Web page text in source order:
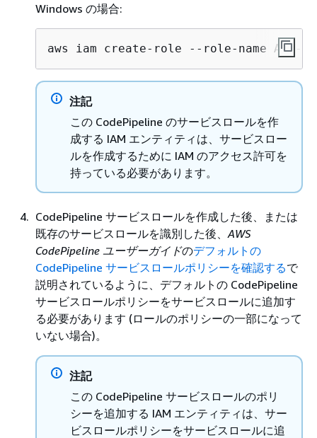
Windows の場合:
aws iam create-role --role-name AWS-
注記
この CodePipeline のサービスロールを作
成する IAM エンティティは、サービスロー
ルを作成するために IAM のアクセス許可を
持っている必要があります。
CodePipeline サービスロールを作成した後、または
既存のサービスロールを識別した後、 AWS
CodePipeline ユーザーガイドのデフォルトの
CodePipeline サービスロールポリシーを確認するで
説明されているように、デフォルトの CodePipeline
サービスロールポリシーをサービスロールに追加す
る必要があります (ロールのポリシーの一部になって
いない場合)。
注記
この CodePipeline サービスロールのポリ
シーを追加する IAM エンティティは、サー
ビスロールポリシーをサービスロールに追